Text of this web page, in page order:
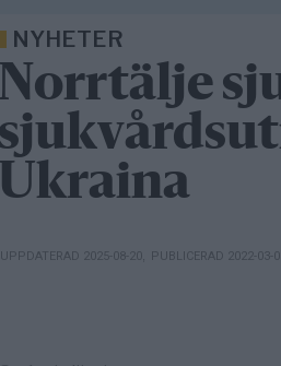
NYHETER
Norrtälje
Ukraina
UPPDATERAD 2025-08-20 , PUBLICERAD 2022-03-01